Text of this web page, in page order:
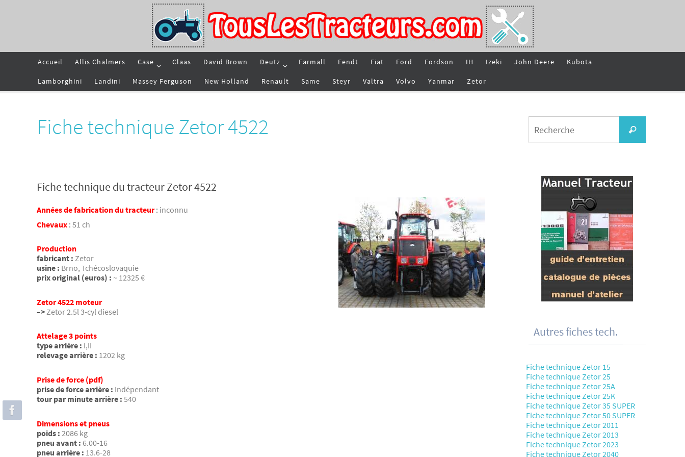
Accueil Allis Chalmers Case Claas David Brown Deutz Farmall Fendt Fiat Ford Fordson IH Izeki John Deere Kubota
Lamborghini Landini Massey Ferguson New Holland Renault Same Steyr Valtra Volvo Yanmar Zetor
Fiche technique Zetor 4522
Fiche technique du tracteur Zetor 4522
Années de fabrication du tracteur: inconnu
Chevaux : 51 ch
Production
fabricant : Zetor
usine : Brno, Tchécoslovaquie
prix original (euros) : ~ 12325 €
Zetor 4522 moteur
–> Zetor 2.5l 3-cyl diesel
Attelage 3 points
type arrière : I,II
relevage arrière : 1202 kg
Prise de force (pdf)
prise de force arrière : Indépendant
tour par minute arrière : 540
Dimensions et pneus
poids : 2086 kg
pneu avant : 6.00-16
pneu arrière : 13.6-28
Recherche
Autres fiches tech.
Fiche technique Zetor 15
Fiche technique Zetor 25
Fiche technique Zetor 25A
Fiche technique Zetor 25K
Fiche technique Zetor 35 SUPER
Fiche technique Zetor 50 SUPER
Fiche technique Zetor 2011
Fiche technique Zetor 2013
Fiche technique Zetor 2023
Fiche technique Zetor 2040